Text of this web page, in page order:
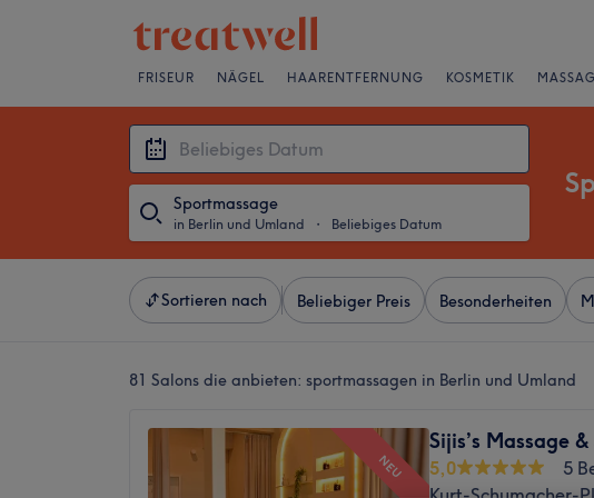
FRISEUR NÄGEL HAARENTFERNUNG KOSMETIK
Sportmassage
in Berlin und Umland ・ Beliebiges Datum
Sortieren nach Beliebiger Preis Besonderheiten
81 Salons die anbieten: sportmassagen in Berlin und Umland
NEU
Sijis’s Massage
5,0
5